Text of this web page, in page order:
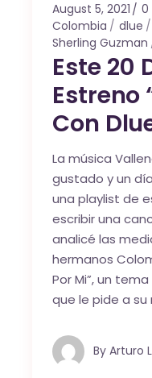
August 5, 2021 0
Colombia
dlue
Sherling Guzman
Este 20
Estreno
Con
La música
gustado y un
una playlist de
escribir una
analicé las
hermanos
Por Mi”, un
que le pide a
By Arturo